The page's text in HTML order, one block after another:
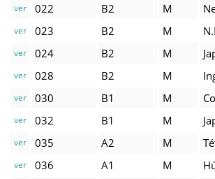
ver 022 B2 M
ver 023 B2 M
ver 024 B2 M
ver 028 B2 M
ver 030 B1 M
ver 032 B1 M
ver 035 A2 M
ver 036 A1 M